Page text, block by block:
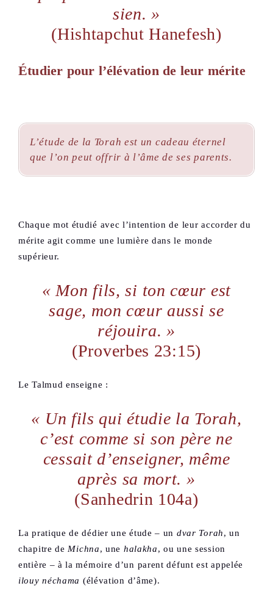
sien. »
(Hishtapchut Hanefesh)
Étudier pour l’élévation de leur mérite
L’étude de la Torah est un cadeau éternel
que l’on peut offrir à l’âme de ses parents.
Chaque mot étudié avec l’intention de leur accorder du
mérite agit comme une lumière dans le monde
supérieur.
« Mon fils, si ton cœur est
sage, mon cœur aussi se
réjouira. »
(Proverbes 23:15)
Le Talmud enseigne :
« Un fils qui étudie la Torah,
c’est comme si son père ne
cessait d’enseigner, même
après sa mort. »
(Sanhedrin 104a)
La pratique de dédier une étude – un dvar Torah, un
chapitre de Michna, une halakha, ou une session
entière – à la mémoire d’un parent défunt est appelée
ilouy néchama (élévation d’âme).